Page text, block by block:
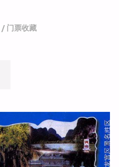
/ 门票收藏